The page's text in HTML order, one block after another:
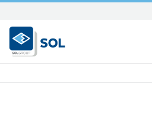
Aller
au
contenu.
|
à